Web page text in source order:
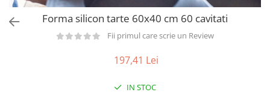
Perii cuptor
Alte accesorii pizza
Tavi,Retine Pizza
Storcatoare/ Dozatoare suc Fructe
Lopeti Scos Paine
Manusi
Cutter/razatoare mozarella
Forma silicon tarte 60x40 cm 60 cavitati
Fii primul care scrie un Review
197,41 Lei
IN STOC